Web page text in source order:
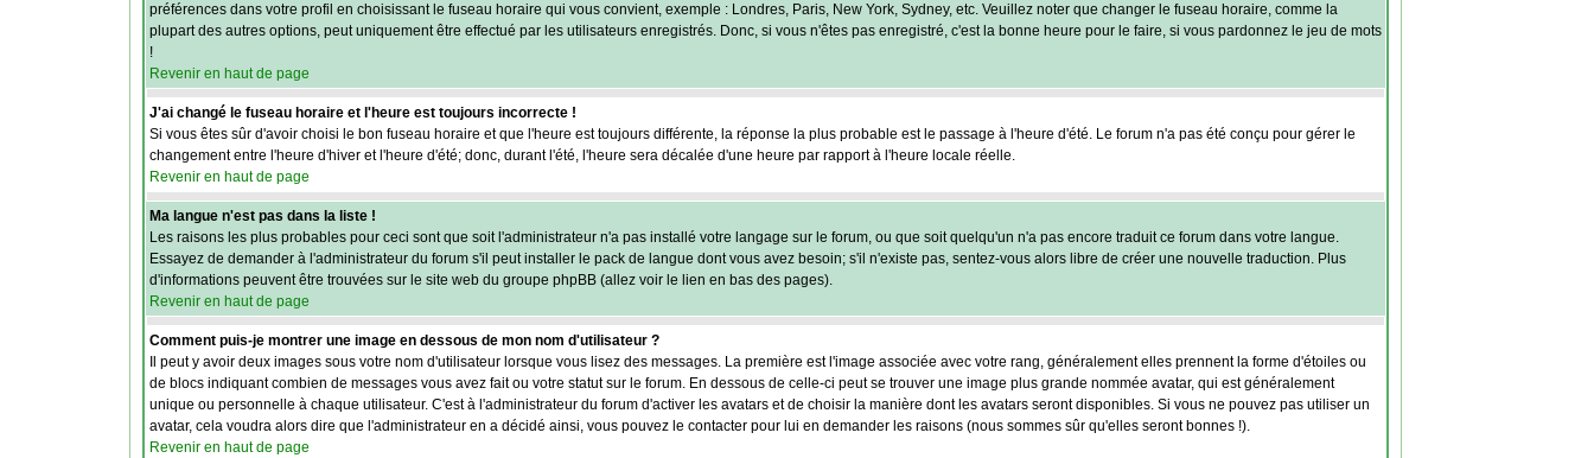
préférences dans votre profil en choisissant le fuseau horaire qui vous convient, exemple : Londres, Paris, New York, Sydney, etc. Veuillez noter que changer le fuseau horaire, comme la
plupart des autres options, peut uniquement être effectué par les utilisateurs enregistrés. Donc, si vous n'êtes pas enregistré, c'est la bonne heure pour le faire, si vous pardonnez le jeu de mots
!
Revenir en haut de page
J'ai changé le fuseau horaire et l'heure est toujours incorrecte !
Si vous êtes sûr d'avoir choisi le bon fuseau horaire et que l'heure est toujours différente, la réponse la plus probable est le passage à l'heure d'été. Le forum n'a pas été conçu pour gérer le
changement entre l'heure d'hiver et l'heure d'été; donc, durant l'été, l'heure sera décalée d'une heure par rapport à l'heure locale réelle.
Revenir en haut de page
Ma langue n'est pas dans la liste !
Les raisons les plus probables pour ceci sont que soit l'administrateur n'a pas installé votre langage sur le forum, ou que soit quelqu'un n'a pas encore traduit ce forum dans votre langue.
Essayez de demander à l'administrateur du forum s'il peut installer le pack de langue dont vous avez besoin; s'il n'existe pas, sentez-vous alors libre de créer une nouvelle traduction. Plus
d'informations peuvent être trouvées sur le site web du groupe phpBB (allez voir le lien en bas des pages).
Revenir en haut de page
Comment puis-je montrer une image en dessous de mon nom d'utilisateur ?
Il peut y avoir deux images sous votre nom d'utilisateur lorsque vous lisez des messages. La première est l'image associée avec votre rang, généralement elles prennent la forme d'étoiles ou
de blocs indiquant combien de messages vous avez fait ou votre statut sur le forum. En dessous de celle-ci peut se trouver une image plus grande nommée avatar, qui est généralement
unique ou personnelle à chaque utilisateur. C'est à l'administrateur du forum d'activer les avatars et de choisir la manière dont les avatars seront disponibles. Si vous ne pouvez pas utiliser un
avatar, cela voudra alors dire que l'administrateur en a décidé ainsi, vous pouvez le contacter pour lui en demander les raisons (nous sommes sûr qu'elles seront bonnes !).
Revenir en haut de page